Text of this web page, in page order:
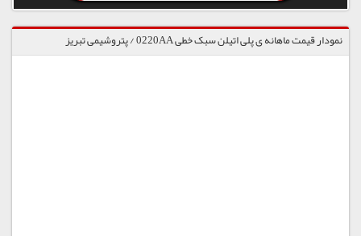
نمودار قیمت ماهانه ی پلی اتیلن سبک خطی 0220AA / پتروشیمی تبریز